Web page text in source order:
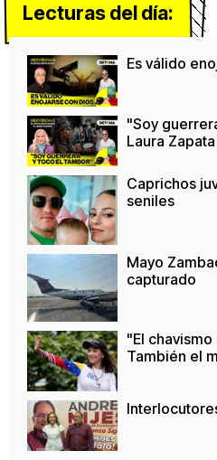
Lecturas del día:
Es válido
"Soy
Laura Zapata
Caprichos
seniles
Mayo
capturado
"El
También el